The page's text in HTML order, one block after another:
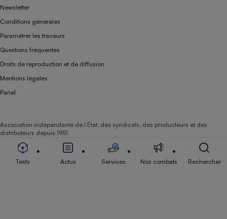
Newsletter
Conditions générales
Paramétrer les traceurs
Questions fréquentes
Droits de reproduction et de diffusion
Mentions légales
Panel
Association indépendante de l’État, des syndicats, des producteurs et des
distributeurs depuis 1951.
Tests Actus Services Nos combats Rechercher